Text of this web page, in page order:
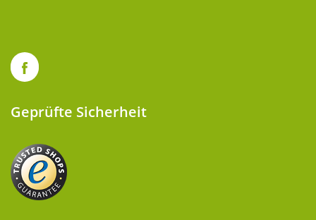
Geprüfte Sicherheit